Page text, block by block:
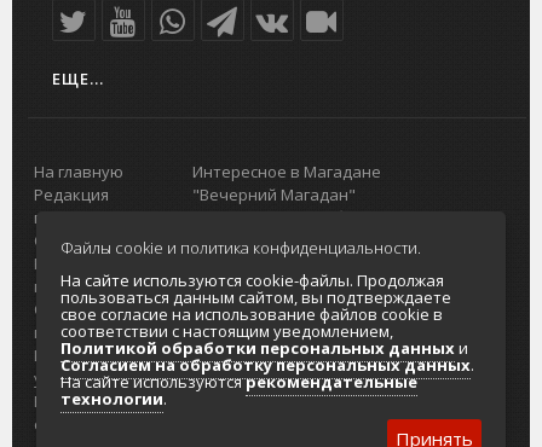
ЕЩЕ...
На главную
Редакция
портала
О проекте
Реклама на
портале
Отзывы и
предложения
Интернет-
услуги
Разработка
сайтов
Интересное в Магадане
"Вечерний Магадан"
Городская доска объявлений
Реклама
Главный туристический портал
Колымы
Политика в отношении обработки
персональных данных
Согласие на обработку персональных
данных
Файлы cookie и политика конфиденциальности.
На сайте используются cookie-файлы. Продолжая
пользоваться данным сайтом, вы подтверждаете
свое согласие на использование файлов cookie в
соответствии с настоящим уведомлением,
Политикой обработки персональных данныхи
Согласием на обработку персональных данных.
На сайте используютсярекомендательные
технологии.
Принять